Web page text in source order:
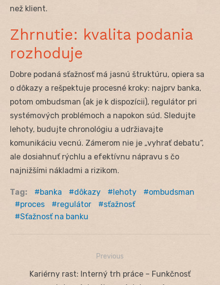
než klient.
Zhrnutie: kvalita podania
rozhoduje
Dobre podaná sťažnosť má jasnú štruktúru, opiera sa
o dôkazy a rešpektuje procesné kroky: najprv banka,
potom ombudsman (ak je k dispozícii), regulátor pri
systémových problémoch a napokon súd. Sledujte
lehoty, budujte chronológiu a udržiavajte
komunikáciu vecnú. Zámerom nie je „vyhrať debatu“,
ale dosiahnuť rýchlu a efektívnu nápravu s čo
najnižšími nákladmi a rizikom.
Tag: banka dôkazy lehoty
ombudsman
proces
regulátor
sťažnosť
Sťažnosť na banku
Navigácia
Previous
Previous
Kariérny rast: Interný trh práce – Funkčnosť